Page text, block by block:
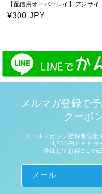
【配信用オーバーレイ】アジサイ
通
¥300 JPY
メルマガ登録で
クーポ
メールマガジン登録者限
1,500円ＯＦＦク
登録してお得に
メール